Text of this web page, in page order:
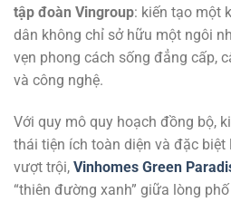
tập đoàn Vingroup: kiến tạo một
dân không chỉ sở hữu một ngôi
vẹn phong cách sống đẳng cấp,
và công nghệ.
Với quy mô quy hoạch đồng bộ,
thái tiện ích toàn diện và đặc
vượt trội, Vinhomes Green
“thiên đường xanh” giữa lòng